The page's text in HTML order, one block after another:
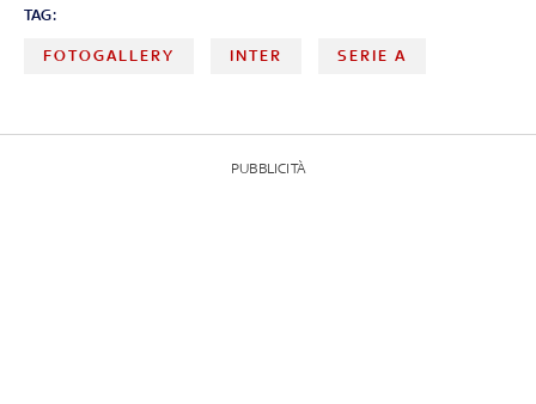
TAG:
FOTOGALLERY INTER SERIE A
PUBBLICITÀ